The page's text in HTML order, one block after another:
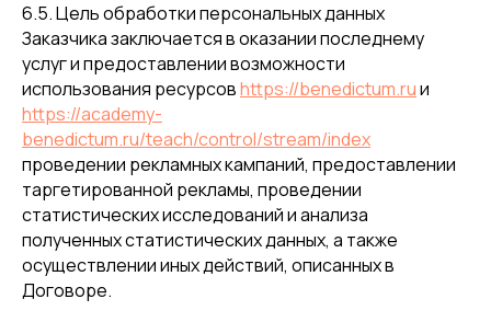
6.5. Цель обработки персональных данных
Заказчика заключается в оказании последнему
услуг и предоставлении возможности
использования ресурсовhttps://benedictum.ruи
https://academy-
benedictum.ru/teach/control/stream/index
проведении рекламных кампаний, предоставлении
таргетированной рекламы, проведении
статистических исследований и анализа
полученных статистических данных, а также
осуществлении иных действий, описанных в
Договоре.